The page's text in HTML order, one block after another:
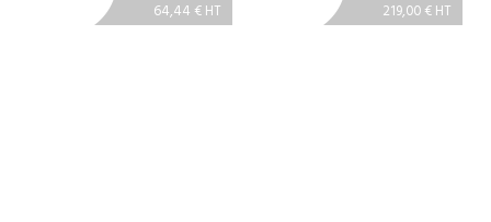
64,44 € HT 219,00 € HT